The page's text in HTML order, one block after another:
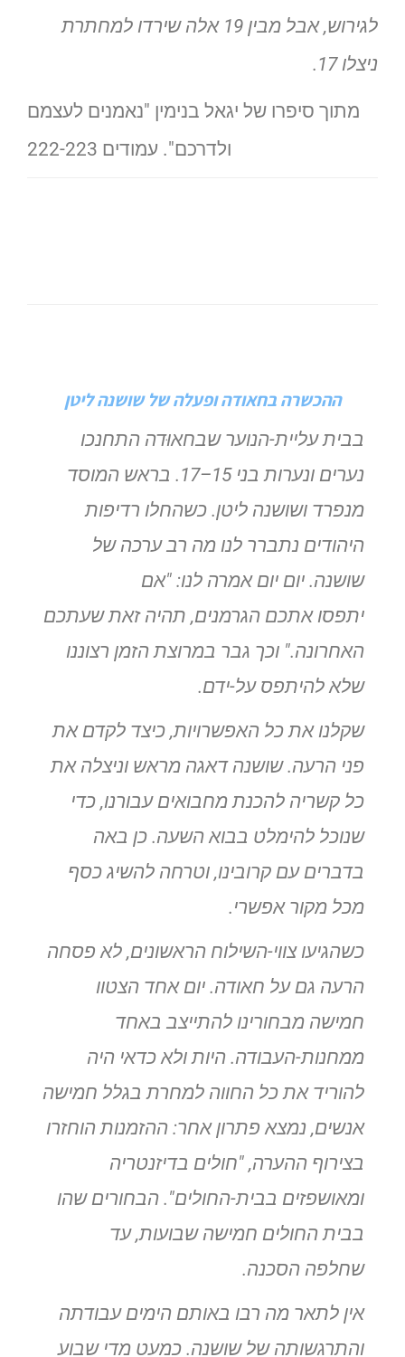
לגירוש, אבל מבין 19 אלה שירדו למחתרת
ניצלו 17.
מתוך סיפרו של יגאל בנימין "נאמנים לעצמם
ולדרכם". עמודים 222-223
ההכשרה בחאודה ופעלה של שושנה ליטן
בבית עליית-הנוער שבחאוּדה התחנכו
נערים ונערות בני 15–17. בראש
המוסד
מנפרד ושושנה ליטן. כשהחלו רדיפות
היהודים נתברר לנו מה רב ערכה של
שושנה. יום יום אמרה לנו: "אם
יתפסו אתכם הגרמנים, תהיה זאת שעתכם
האחרונה." וכך גבר במרוצת הזמן רצוננו
שלא להיתפס על-ידם.
שקלנו את כל האפשרויות, כיצד לקדם את
פני הרעה. שושנה דאגה מראש וניצלה את
כל קשריה להכנת מחבואים עבורנו, כדי
שנוכל להימלט בבוא השעה. כן באה
בדברים עם קרובינו, וטרחה להשיג כסף
מכל מקור אפשרי.
כשהגיעו צווי-השילוח הראשונים, לא פסחה
הרעה גם על חאודה. יום אחד הצטוו
חמישה מבחורינו להתייצב באחד
ממחנות-העבודה. היות ולא כדאי היה
להוריד את כל החווה למחרת בגלל חמישה
אנשים, נמצא פתרון אחר: ההזמנות הוחזרו
בצירוף ההערה, "חולים בדיזנטריה
ומאושפזים בבית-החולים". הבחורים שהו
בבית החולים חמישה שבועות, עד
שחלפה הסכנה.
אין לתאר מה רבו באותם הימים עבודתה
והתרגשותה של שושנה. כמעט מדי שבוע